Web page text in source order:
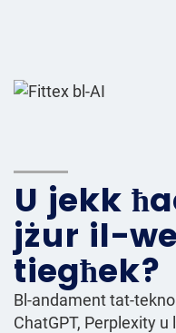
U jekk
jżur il-
tiegħek?
Bl-andament tat-
ChatGPT, Perplexity u